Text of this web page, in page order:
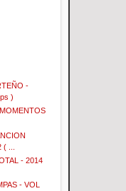
-
)
...
- 2014
- VOL